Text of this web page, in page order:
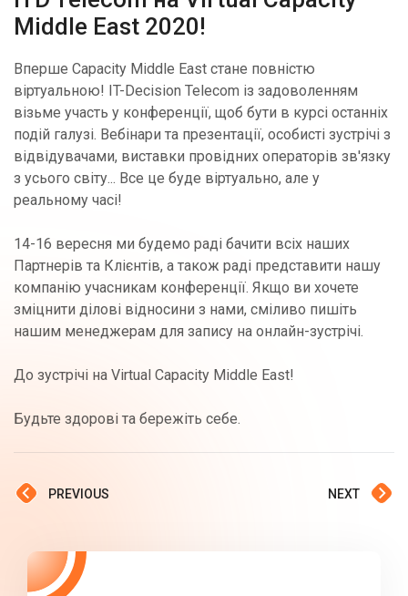
Middle East 2020!
Вперше Capacity Middle East стане повністю
віртуальною! IT-Decision Telecom із задоволенням
візьме участь у конференції, щоб бути в курсі останніх
подій галузі. Вебінари та презентації, особисті зустрічі з
відвідувачами, виставки провідних операторів зв'язку
з усього світу... Все це буде віртуально, але у
реальному часі!
14-16 вересня ми будемо раді бачити всіх наших
Партнерів та Клієнтів, а також раді представити нашу
компанію учасникам конференції. Якщо ви хочете
зміцнити ділові відносини з нами, сміливо пишіть
нашим менеджерам для запису на онлайн-зустрічі.
До зустрічі на Virtual Capacity Middle East!
Будьте здорові та бережіть себе.
PREVIOUS NEXT